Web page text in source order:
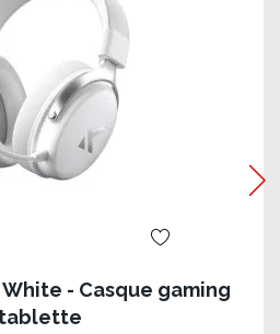
White - Casque gaming
tablette